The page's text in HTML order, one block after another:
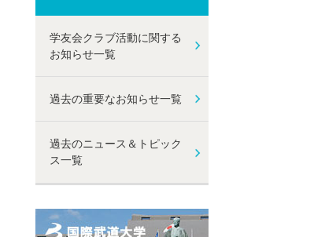
学友会クラブ活動に関する
お知らせ一覧
過去の重要なお知らせ一覧
過去のニュース＆トピック
ス一覧